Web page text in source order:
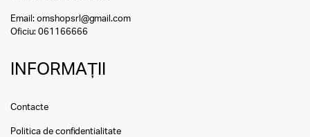
Email: omshopsrl@gmail.com
Oficiu: 061166666
INFORMAȚII
Contacte
Politica de confidentialitate